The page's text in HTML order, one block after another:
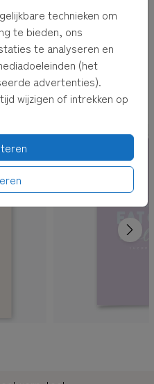
technieken om
te bieden, ons
te analyseren en
(het
advertenties).
wijzigen of intrekken op